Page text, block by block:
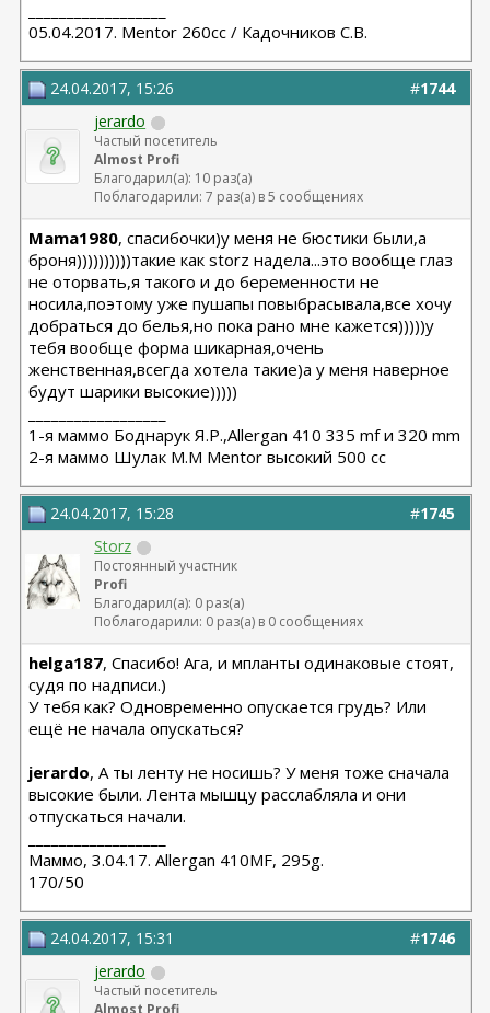
05.04.2017. Mentor 260cc / Кадочников С.В.
#1744
24.04.2017, 15:26
jerardo
Частый посетитель
Almost Profi
Благодарил(а): 10 раз(а)
Поблагодарили: 7 раз(а) в 5 сообщениях
Mama1980, спасибочки)у меня не бюстики были,а
броня))))))))))такие как storz надела...это вообще глаз
не оторвать,я такого и до беременности не
носила,поэтому уже пушапы повыбрасывала,все хочу
добраться до белья,но пока рано мне кажется)))))у
тебя вообще форма шикарная,очень
женственная,всегда хотела такие)а у меня наверное
будут шарики высокие)))))
1-я маммо Боднарук Я.Р.,Allergan 410 335 mf и 320 mm
2-я маммо Шулак М.М Mentor высокий 500 сс
#1745
24.04.2017, 15:28
Storz
Постоянный участник
Profi
Благодарил(а): 0 раз(а)
Поблагодарили: 0 раз(а) в 0 сообщениях
helga187, Спасибо! Ага, и мпланты одинаковые стоят,
судя по надписи.)
У тебя как? Одновременно опускается грудь? Или
ещё не начала опускаться?
jerardo, А ты ленту не носишь? У меня тоже сначала
высокие были. Лента мышцу расслабляла и они
отпускаться начали.
Маммо, 3.04.17. Allergan 410MF, 295g.
170/50
#1746
24.04.2017, 15:31
jerardo
Частый посетитель
Almost Profi